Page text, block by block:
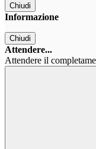
Chiudi
Informazione
Chiudi
Attendere...
Attendere il